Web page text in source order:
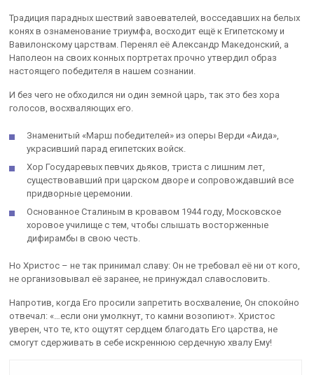
Традиция парадных шествий завоевателей, восседавших на белых
конях в ознаменование триумфа, восходит ещё к Египетскому и
Вавилонскому царствам. Перенял её Александр Македонский, а
Наполеон на своих конных портретах прочно утвердил образ
настоящего победителя в нашем сознании.
И без чего не обходился ни один земной царь, так это без хора
голосов, восхваляющих его.
Знаменитый «Марш победителей» из оперы Верди «Аида»,
украсивший парад египетских войск.
Хор Государевых певчих дьяков, триста с лишним лет,
существовавший при царском дворе и сопровождавший все
придворные церемонии.
Основанное Сталиным в кровавом 1944 году, Московское
хоровое училище с тем, чтобы слышать восторженные
дифирамбы в свою честь.
Но Христос – не так принимал славу: Он не требовал её ни от кого,
не организовывал её заранее, не принуждал славословить.
Напротив, когда Его просили запретить восхваление, Он спокойно
отвечал: «…если они умолкнут, то камни возопиют». Христос
уверен, что те, кто ощутят сердцем благодать Его царства, не
смогут сдерживать в себе искреннюю сердечную хвалу Ему!